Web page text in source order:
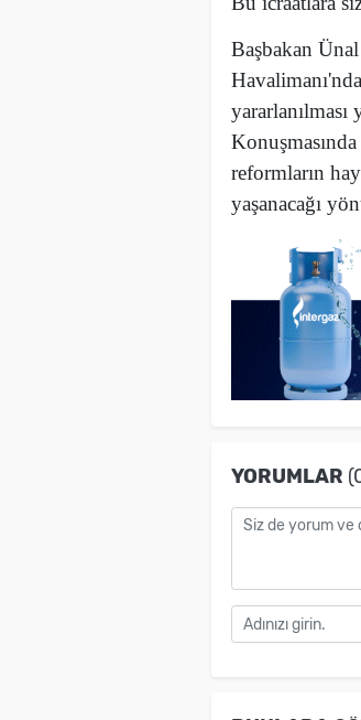
Başbakan
reformların
yaşanacağı
YORUMLAR